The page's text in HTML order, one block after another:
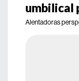
umbilical
Alentadoras